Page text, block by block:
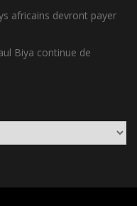
africains devront payer
Biya continue de